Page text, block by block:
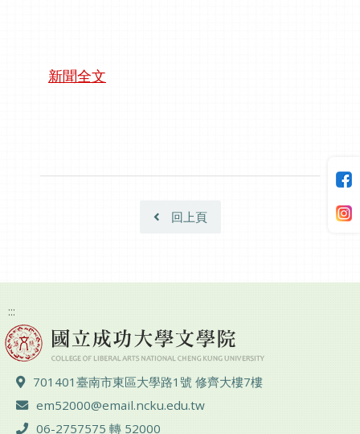
新聞全文
回上頁
:::
地址 ：
701401臺南市東區大學路1號 修齊大樓7樓
電子郵件 ：
em52000@email.ncku.edu.tw
電話 ：
06-2757575 轉 52000